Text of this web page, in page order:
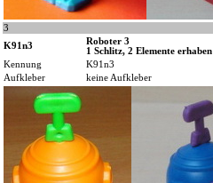
3
K91n3
Roboter 3
1 Schlitz, 2 Elemente erhaben
Kennung K91n3
Aufkleber
keine Aufkleber